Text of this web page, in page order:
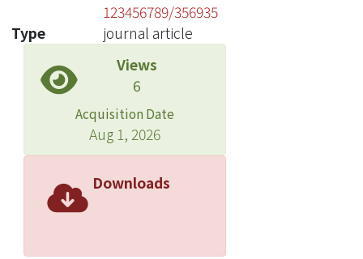
123456789/356935
Type
journal article
Views
6
Acquisition Date
Aug 1, 2026
Downloads